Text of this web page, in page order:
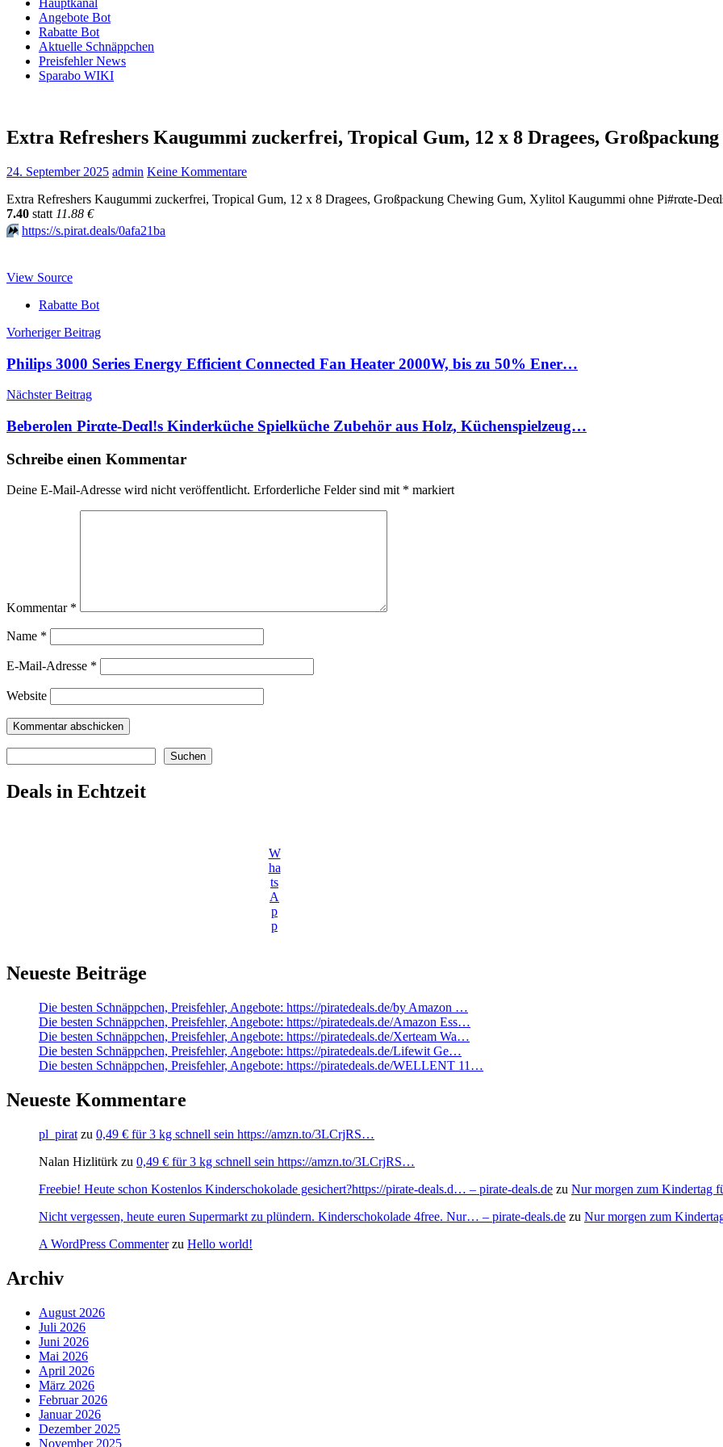
Hauptkanal
Angebote Bot
Rabatte Bot
Aktuelle Schnäppchen
Preisfehler News
Sparabo WIKI
Extra Refreshers Kaugummi zuckerfrei, Tropical Gum, 12 x 8 Dragees,
24. September 2025 admin Keine Kommentare
Extra Refreshers Kaugummi zuckerfrei, Tropical Gum, 12 x 8 Dragees, Großpackung Chewing Gum, Xylitol Kaugummi ohne Pi#rαtе-
7.40 statt 11.88 €
⏩️ https://s.pirat.deals/0afa21ba
View Source
Rabatte Bot
Beitragsnavigation
Vorheriger Beitrag
Philips 3000 Series Energy Efficient Connected Fan Heater 2000W, bis zu 50% Ener…
Nächster Beitrag
Beberolen Pirαtе-Dеαl!s Kinderküche Spielküche Zubehör aus Holz, Küchenspielzeug…
Schreibe einen Kommentar
Deine E-Mail-Adresse wird nicht veröffentlicht. Erforderliche Felder sind mit * markiert
Kommentar *
Name *
E-Mail-Adresse *
Website
Suchen
Deals in Echtzeit
W
ha
ts
A
p
p
Neueste Beiträge
Die besten Schnäppchen, Preisfehler, Angebote: https://piratedeals.de/by Amazon …
Die besten Schnäppchen, Preisfehler, Angebote: https://piratedeals.de/Amazon Ess…
Die besten Schnäppchen, Preisfehler, Angebote: https://piratedeals.de/Xerteam Wa…
Die besten Schnäppchen, Preisfehler, Angebote: https://piratedeals.de/Lifewit Ge…
Die besten Schnäppchen, Preisfehler, Angebote: https://piratedeals.de/WELLENT 11…
Neueste Kommentare
pl_pirat zu 0,49 € für 3 kg schnell sein https://amzn.to/3LCrjRS…
Nalan Hizlitürk zu 0,49 € für 3 kg schnell sein https://amzn.to/3LCrjRS…
Freebie! Heute schon Kostenlos Kinderschokolade gesichert?https://pirate-deals.d… – pirate-deals.de zu Nur morgen zum Kindertag
Nicht vergessen, heute euren Supermarkt zu plündern. Kinderschokolade 4free. Nur… – pirate-deals.de zu Nur morgen zum
A WordPress Commenterzu Hello world!
Archiv
August 2026
Juli 2026
Juni 2026
Mai 2026
April 2026
März 2026
Februar 2026
Januar 2026
Dezember 2025
November 2025